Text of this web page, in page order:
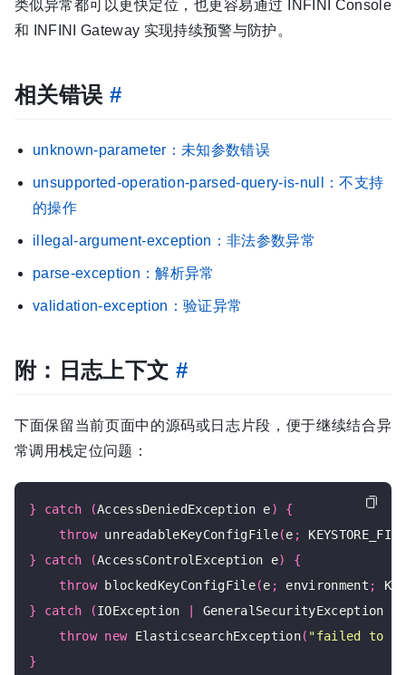
类似异常都可以更快定位，也更容易通过 INFINI Console
和 INFINI Gateway 实现持续预警与防护。
相关错误 #
unknown-parameter：未知参数错误
unsupported-operation-parsed-query-is-null：不支持
的操作
illegal-argument-exception：非法参数异常
parse-exception：解析异常
validation-exception：验证异常
附：日志上下文 #
下面保留当前页面中的源码或日志片段，便于继续结合异
常调用栈定位问题：
} catch (AccessDeniedException e)
{
throw unreadableKeyConfigFile(e ;
KEYSTORE_FILE
}
catch (AccessControlException e)
{
throw blockedKeyConfigFile(e ; environment ;
}
catch (IOException GeneralSecurityException e
throw new ElasticsearchException( "failed to
}